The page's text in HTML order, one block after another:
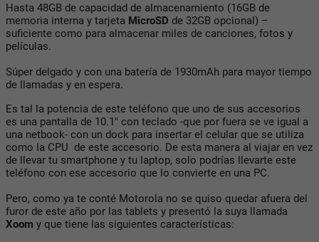
Hasta 48GB de capacidad de almacenamiento (16GB de
memoria interna y tarjeta MicroSD de 32GB opcional) –
suficiente como para almacenar miles de canciones, fotos y
películas.
Súper delgado y con una batería de 1930mAh para mayor tiempo
de llamadas y en espera.
Es tal la potencia de este teléfono que uno de sus accesorios
es una pantalla de 10.1" con teclado -que por fuera se ve igual a
una netbook- con un dock para insertar el celular que se utiliza
como la CPU de este accesorio. De esta manera al viajar en vez
de llevar tu smartphone y tu laptop, solo podrías llevarte este
teléfono con ese accesorio que lo convierte en una PC.
Pero, como ya te conté Motorola no se quiso quedar afuera del
furor de este año por las tablets y presentó la suya llamada
Xoom y que tiene las siguientes características: